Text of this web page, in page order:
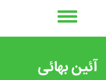
آئین بهائی